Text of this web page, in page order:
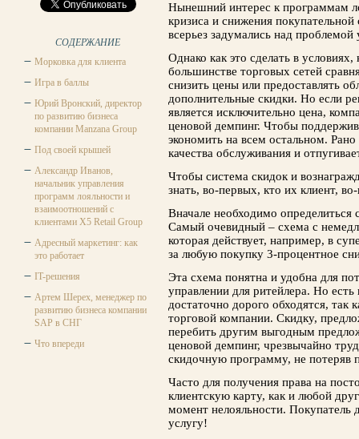
СОДЕРЖАНИЕ
Морковка для клиента
Игра в баллы
Юрий Вронский, директор
по развитию бизнеса
компании Manzana Group
Под своей крышей
Александр Иванов,
начальник управления
программ лояльности и
взаимоотношений с
клиентами X5 Retail Group
Адресный маркетинг: как
это работает
IT-решения
Артем Шерех, менеджер по
развитию бизнеса компании
SAP в СНГ
Что впереди
Нынешний интерес к программам
кризиса и снижения
всерьез задумались над
Однако как это сделать в условиях,
большинстве торговых сетей
снизить цены или предоставлять
дополнительные скидки. Но если
является исключительно цена,
ценовой демпинг. Чтобы
экономить на всем остальном.
качества обслуживания и
Чтобы система скидок и
знать, во-первых, кто их клиент,
Вначале необходимо
Самый очевидный – схема с
которая действует, например, в
за любую покупку 3-процентное
Эта схема понятна и удобна для
управлении для ритейлера. Но
достаточно дорого обходятся, так
торговой компании. Скидку,
перебить другим выгодным
ценовой демпинг, чрезвычайно
скидочную программу, не потеряв
Часто для получения права на
клиентскую карту, как и любой
момент нелояльности. Покупатель
услугу!